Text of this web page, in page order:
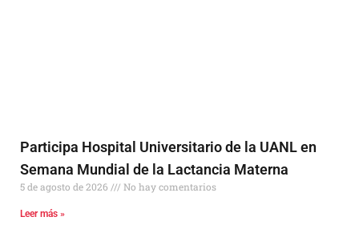
Participa Hospital Universitario de la UANL en
Semana Mundial de la Lactancia Materna
5 de agosto de 2026 No hay comentarios
Leer más »